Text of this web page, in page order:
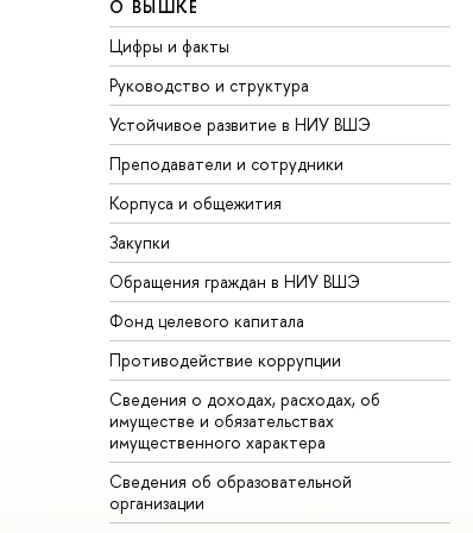
О ВЫШКЕ
Цифры и факты
Руководство и структура
Устойчивое развитие в НИУ ВШЭ
Преподаватели и сотрудники
Корпуса и общежития
Закупки
Обращения граждан в НИУ ВШЭ
Фонд целевого капитала
Противодействие коррупции
Сведения о доходах, расходах, об
имуществе и обязательствах
имущественного характера
Сведения об образовательной
организации